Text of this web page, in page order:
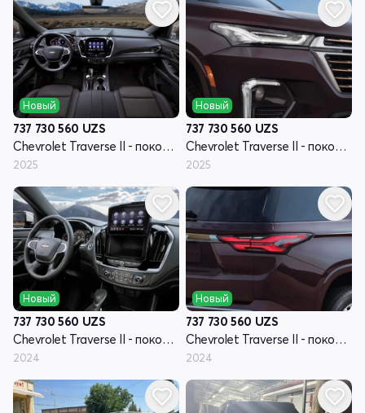
Новый
737 730 560 UZS
Chevrolet Traverse II - поколение рестайлинг
2025
Новый
737 730 560 UZS
Chevrolet Traverse II - поколение рестайлинг
2025
Новый
737 730 560 UZS
Chevrolet Traverse II - поколение рестайлинг
2024
Новый
737 730 560 UZS
Chevrolet Traverse II - поколение рестайлинг
2024